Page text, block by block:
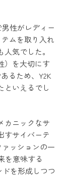
性がレディー
ムを取り入れ
気でした。
）を大切にす
るため、Y2K
といえるでし
カニックなサ
すサイバーテ
ッションの一
を意味する
を形成しつつ